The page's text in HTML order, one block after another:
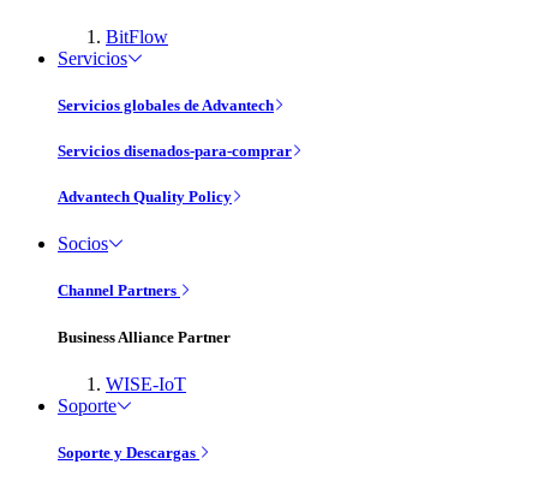
BitFlow
Servicios
Servicios globales de Advantech
Servicios disenados-para-comprar
Advantech Quality Policy
Socios
Channel Partners
Business Alliance Partner
WISE-IoT
Soporte
Soporte y Descargas